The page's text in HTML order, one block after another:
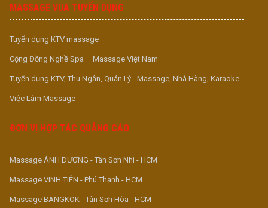
MASSAGE VUA TUYỂN DỤNG
Tuyển dụng KTV massage
Cộng Đồng Nghề Spa – Massage Việt Nam
Tuyển dụng KTV, Thu Ngân, Quản Lý - Massage, Nhà Hàng, Karaoke
Việc Làm Massage
ĐƠN VỊ HỢP TÁC QUẢNG CÁO
Massage ÁNH DƯƠNG - Tân Sơn Nhì - HCM
Massage VINH TIÊN - Phú Thạnh - HCM
Massage BANGKOK - Tân Sơn Hòa - HCM